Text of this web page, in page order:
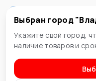
Владивосток
Выбран город "
Укажите свой город,
наличие товаров и
Мастика битумная